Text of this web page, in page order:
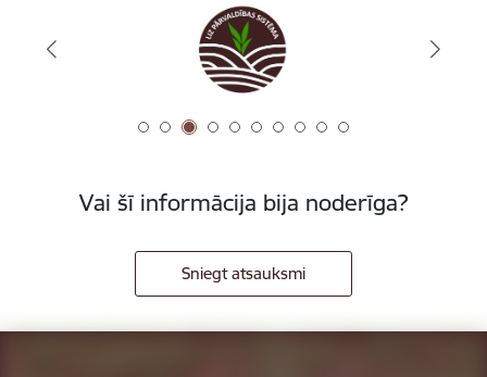
Vai šī informācija bija noderīga?
Sniegt atsauksmi